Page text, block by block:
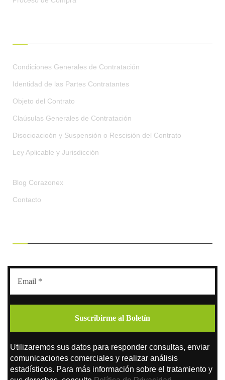
Condiciones Generales de Contratación
Identidad de las Partes Contratantes
Objeto del Contrato
Claúsulas Generales de Contratación
Disocioacioón y Suspensión o Rescisión del Contrato
Ley Aplicable y Jurisdicción
Blog Corazonex
Contacto
Utilizaremos sus datos para responder consultas, enviar
comunicaciones comerciales y realizar análisis
estadísticos. Para más información sobre el tratamiento y